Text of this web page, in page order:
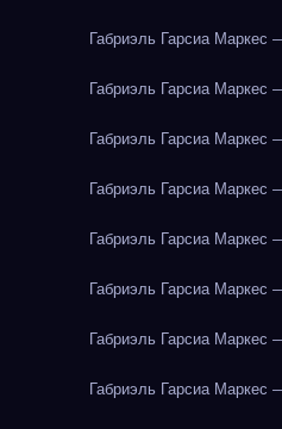
Габриэль Гарсиа Маркес
Габриэль Гарсиа Маркес
Габриэль Гарсиа Маркес
Габриэль Гарсиа Маркес
Габриэль Гарсиа Маркес
Габриэль Гарсиа Маркес
Габриэль Гарсиа Маркес
Габриэль Гарсиа Маркес